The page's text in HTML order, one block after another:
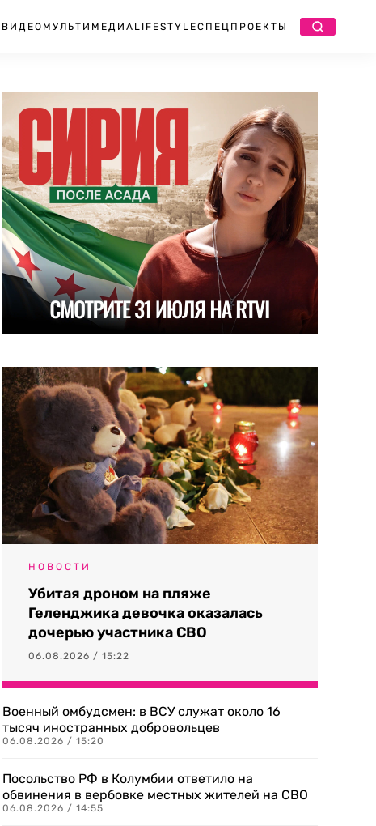
ВИДЕО МУЛЬТИМЕДИА LIFESTYLEСПЕЦПРОЕКТЫ
НОВОСТИ
Убитая дроном на пляже
Геленджика девочка оказалась
дочерью участника СВО
06.08.2026 / 15:22
Военный омбудсмен: в ВСУ служат около 16
тысяч иностранных добровольцев
06.08.2026 / 15:20
Посольство РФ в Колумбии ответило на
обвинения в вербовке местных жителей на СВО
06.08.2026 / 14:55